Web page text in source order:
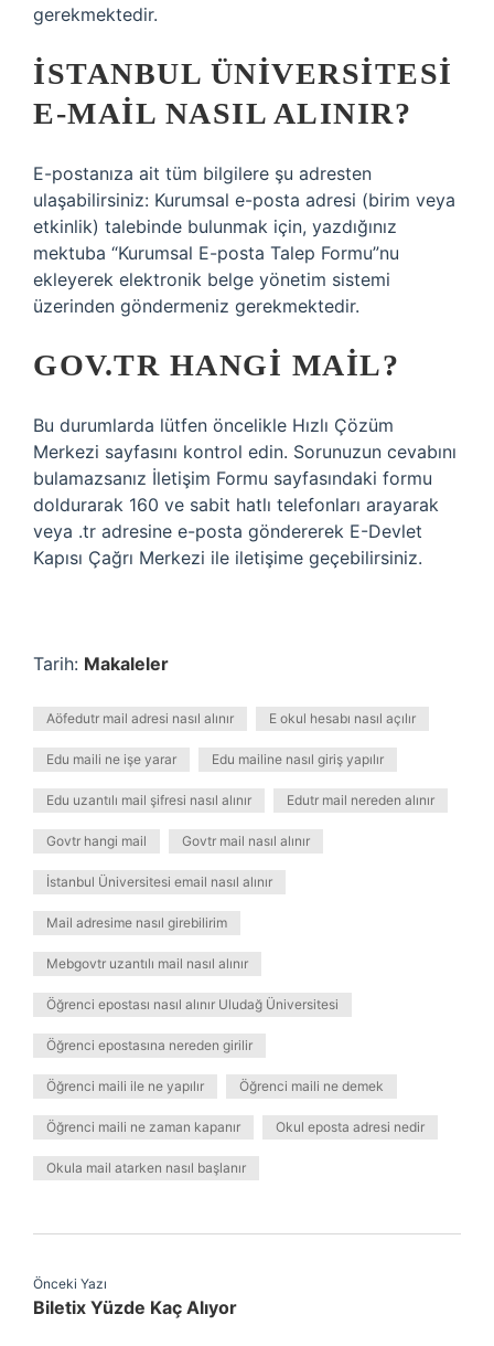
gerekmektedir.
İSTANBUL ÜNIVERSITESI
E-MAIL NASIL ALINIR?
E-postanıza ait tüm bilgilere şu adresten
ulaşabilirsiniz: Kurumsal e-posta adresi (birim veya
etkinlik) talebinde bulunmak için, yazdığınız
mektuba “Kurumsal E-posta Talep Formu”nu
ekleyerek elektronik belge yönetim sistemi
üzerinden göndermeniz gerekmektedir.
GOV.TR HANGI MAIL?
Bu durumlarda lütfen öncelikle Hızlı Çözüm
Merkezi sayfasını kontrol edin. Sorunuzun cevabını
bulamazsanız İletişim Formu sayfasındaki formu
doldurarak 160 ve sabit hatlı telefonları arayarak
veya .tr adresine e-posta göndererek E-Devlet
Kapısı Çağrı Merkezi ile iletişime geçebilirsiniz.
Tarih: Makaleler
Aöfedutr mail adresi nasıl alınır E okul hesabı nasıl açılır
Edu maili ne işe yarar Edu mailine nasıl giriş yapılır
Edu uzantılı mail şifresi nasıl alınır Edutr mail nereden alınır
Govtr hangi mail Govtr mail nasıl alınır
İstanbul Üniversitesi email nasıl alınır
Mail adresime nasıl girebilirim
Mebgovtr uzantılı mail nasıl alınır
Öğrenci epostası nasıl alınır Uludağ Üniversitesi
Öğrenci epostasına nereden girilir
Öğrenci maili ile ne yapılır Öğrenci maili ne demek
Öğrenci maili ne zaman kapanır Okul eposta adresi nedir
Okula mail atarken nasıl başlanır
Önceki Yazı
Biletix Yüzde Kaç Alıyor